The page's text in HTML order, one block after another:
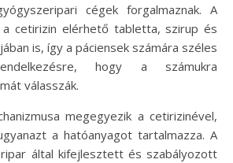
cégek forgalmaznak. A
a cetirizin elérhető tabletta, szirup és
is, így a páciensek számára széles
hogy a számukra
válasszák.
megegyezik a cetirizinével,
a hatóanyagot tartalmazza. A
által kifejlesztett és szabályozott